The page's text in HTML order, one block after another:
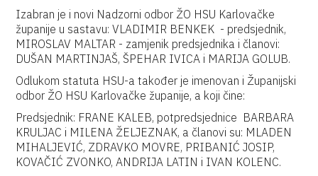
Izabran je i novi Nadzorni odbor ŽO HSU Karlovačke
županije u sastavu: VLADIMIR BENKEK - predsjednik,
MIROSLAV MALTAR - zamjenik predsjednika i članovi:
DUŠAN MARTINJAŠ, ŠPEHAR IVICA i MARIJA GOLUB.
Odlukom statuta HSU-a također je imenovan i Županijski
odbor ŽO HSU Karlovačke županije, a koji čine:
Predsjednik: FRANE KALEB, potpredsjednice BARBARA
KRULJAC i MILENA ŽELJEZNAK, a članovi su: MLADEN
MIHALJEVIĆ, ZDRAVKO MOVRE, PRIBANIĆ JOSIP,
KOVAČIĆ ZVONKO, ANDRIJA LATIN i IVAN KOLENC.